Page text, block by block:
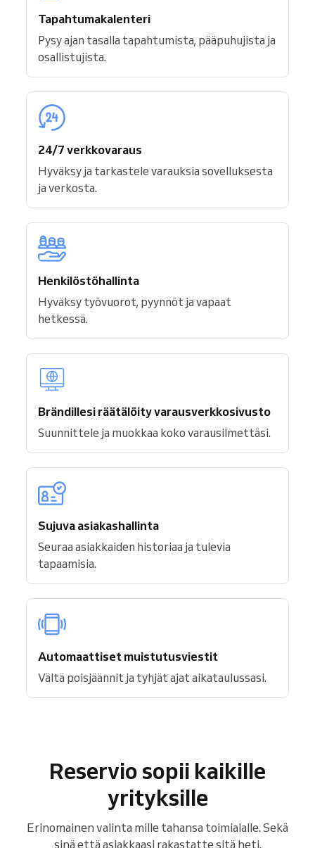
Tapahtumakalenteri
Pysy ajan tasalla tapahtumista, pääpuhujista ja
osallistujista.
24/7 verkkovaraus
Hyväksy ja tarkastele varauksia sovelluksesta
ja verkosta.
Henkilöstöhallinta
Hyväksy työvuorot, pyynnöt ja vapaat
hetkessä.
Brändillesi räätälöity varausverkkosivusto
Suunnittele ja muokkaa koko varausilmettäsi.
Sujuva asiakashallinta
Seuraa asiakkaiden historiaa ja tulevia
tapaamisia.
Automaattiset muistutusviestit
Vältä poisjäännit ja tyhjät ajat aikataulussasi.
Reservio sopii kaikille
yrityksille
Erinomainen valinta mille tahansa toimialalle. Sekä
sinä että asiakkaasi rakastatte sitä heti.